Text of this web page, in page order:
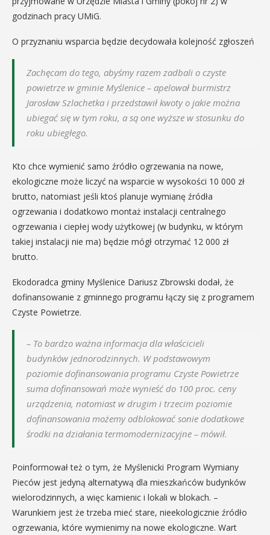
godzinach pracy UMiG.
O przyznaniu wsparcia będzie decydowała kolejność zgłoszeń
Zachęcam do tego, abyśmy razem zadbali o czyste
powietrze w gminie Myślenice – apelował burmistrz
Jarosław Szlachetka i przedstawił kwoty o jakie można
ubiegać się w tym roku, a są one wyższe w stosunku do
roku ubiegłego.
Kto chce wymienić samo źródło ogrzewania na nowe,
ekologiczne może liczyć na wsparcie w wysokości 10 000 zł
brutto, natomiast jeśli ktoś planuje wymianę źródła
ogrzewania i dodatkowo montaż instalacji centralnego
ogrzewania i ciepłej wody użytkowej (w budynku, w którym
takiej instalacji nie ma) będzie mógł otrzymać 12 000 zł
brutto.
Ekodoradca gminy Myślenice Dariusz Zbrowski dodał, że
dofinansowanie z gminnego programu łączy się z programem
Czyste Powietrze.
– To bardzo ważna informacja dla właścicieli
budynków jednorodzinnych. W podstawowym
poziomie dofinansowania programu Czyste Powietrze
suma dofinansowań może wynieść do 100 proc. ceny
urządzenia, natomiast w drugim i trzecim poziomie
dofinansowania możemy odblokować sonie dodatkowe
środki na działania termomodernizacyjne – mówił.
Poinformował też o tym, że Myślenicki Program Wymiany
Pieców jest jedyną alternatywą dla mieszkańców budynków
wielorodzinnych, a więc kamienic i lokali w blokach. –
Warunkiem jest że trzeba mieć stare, nieekologicznie źródło
ogrzewania, które wymienimy na nowe ekologiczne. Wart